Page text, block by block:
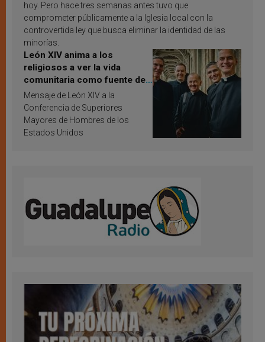
hoy. Pero hace tres semanas antes tuvo que
comprometer públicamente a la Iglesia local con la
controvertida ley que busca eliminar la identidad de las
minorías.
León XIV anima a los
religiosos a ver la vida
comunitaria como fuente de
inspiración y santificación
Mensaje de León XIV a la
Conferencia de Superiores
Mayores de Hombres de los
Estados Unidos